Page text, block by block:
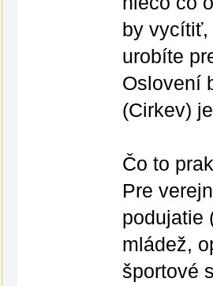
by vycítiť,
urobíte
Oslovení
(Cirkev)
Čo to
Pre
podujatie
mládež,
športové